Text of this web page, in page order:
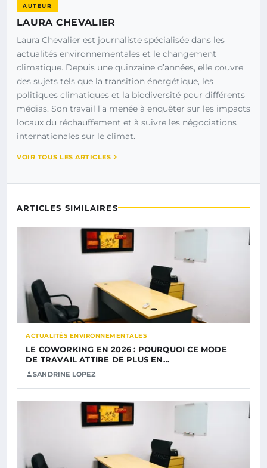
AUTEUR
LAURA CHEVALIER
Laura Chevalier est journaliste spécialisée dans les
actualités environnementales et le changement
climatique. Depuis une quinzaine d’années, elle couvre
des sujets tels que la transition énergétique, les
politiques climatiques et la biodiversité pour différents
médias. Son travail l’a menée à enquêter sur les impacts
locaux du réchauffement et à suivre les négociations
internationales sur le climat.
VOIR TOUS LES ARTICLES
ARTICLES SIMILAIRES
ACTUALITÉS ENVIRONNEMENTALES
LE COWORKING EN 2026 : POURQUOI CE MODE
DE TRAVAIL ATTIRE DE PLUS EN…
SANDRINE LOPEZ